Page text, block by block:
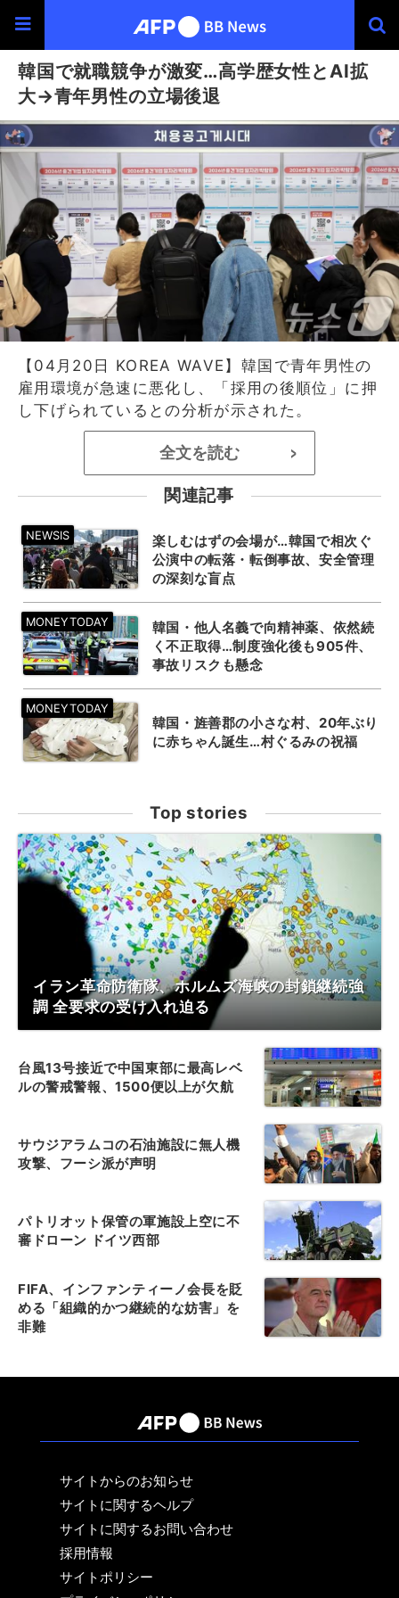
韓国で就職競争が激変…高学歴女性とAI拡
大→青年男性の立場後退
【04月20日 KOREA WAVE】韓国で青年男性の
雇用環境が急速に悪化し、「採用の後順位」に押
し下げられているとの分析が示された。
全文を読む >
関連記事
楽しむはずの会場が…韓国で相次ぐ
公演中の転落・転倒事故、安全管理
の深刻な盲点
韓国・他人名義で向精神薬、依然続
く不正取得…制度強化後も905件、
事故リスクも懸念
韓国・旌善郡の小さな村、20年ぶり
に赤ちゃん誕生…村ぐるみの祝福
Top stories
イラン革命防衛隊、ホルムズ海峡の封鎖継続強
調 全要求の受け入れ迫る
台風13号接近で中国東部に最高レベ
ルの警戒警報、1500便以上が欠航
サウジアラムコの石油施設に無人機
攻撃、フーシ派が声明
パトリオット保管の軍施設上空に不
審ドローン ドイツ西部
FIFA、インファンティーノ会長を貶
める「組織的かつ継続的な妨害」を
非難
サイトからのお知らせ
サイトに関するヘルプ
サイトに関するお問い合わせ
採用情報
サイトポリシー